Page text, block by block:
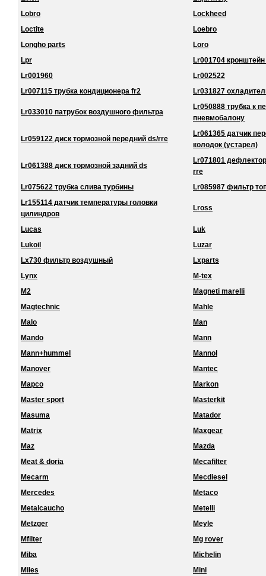
Lobro
Lockheed
Loctite
Loebro
Longho parts
Loro
Lpr
Lr001704
Lr001960
Lr002522
Lr007115 трубка кондиционера fr2
Lr031827
Lr033010 патрубок воздушного фильтра
Lr050888 трубка к
пневмобалону
Lr059122 диск тормозной передний ds/rre
Lr061365 датчик
колодок (устарел)
Lr061388 диск тормозной задний ds
Lr071801
rre
Lr075622 трубка слива турбины
Lr085987 фильтр
Lr155114 датчик температуры головки
цилиндров
Lross
Lucas
Luk
Lukoil
Luzar
Lx730 фильтр воздушный
Lxparts
Lynx
M-tex
M2
Magneti marelli
Magtechnic
Mahle
Malo
Man
Mando
Mann
Mann+hummel
Mannol
Manover
Mantec
Mapco
Markon
Master sport
Masterkit
Masuma
Matador
Matrix
Maxgear
Maz
Mazda
Meat & doria
Mecafilter
Mecarm
Mecdiesel
Mercedes
Metaco
Metalcaucho
Metelli
Metzger
Meyle
Mfilter
Mg rover
Miba
Michelin
Miles
Mini